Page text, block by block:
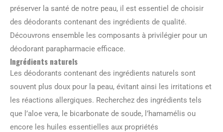
préserver la santé de notre peau, il est essentiel de choisir
des déodorants contenant des ingrédients de qualité.
Découvrons ensemble les composants à privilégier pour un
déodorant parapharmacie efficace.
Ingrédients naturels
Les déodorants contenant des ingrédients naturels sont
souvent plus doux pour la peau, évitant ainsi les irritations et
les réactions allergiques. Recherchez des ingrédients tels
que l’aloe vera, le bicarbonate de soude, l’hamamélis ou
encore les huiles essentielles aux propriétés